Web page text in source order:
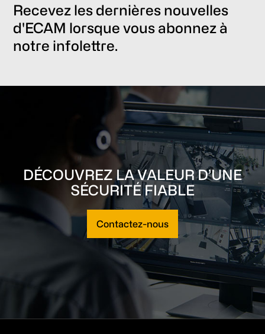
Recevez les dernières nouvelles
d'ECAM lorsque vous abonnez à
notre infolettre.
DÉCOUVREZ LA VALEUR D’UNE
SÉCURITÉ FIABLE
Contactez-nous